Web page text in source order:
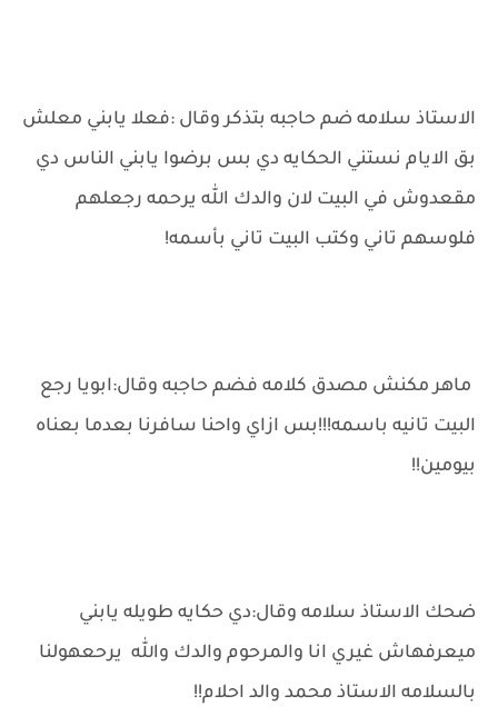
الاستاذ سلامه ضم حاجبه بتذكر وقال :فعلا يابني معلش
بق الايام نستني الحكايه دي بس برضوا يابني الناس دي
مقعدوش في البيت لان والدك الله يرحمه رجعلهم
فلوسهم تاني وكتب البيت تاني بأسمه!
ماهر مكنش مصدق كلامه فضم حاجبه وقال:ابويا رجع
البيت تانيه باسمه!!!بس ازاي واحنا سافرنا بعدما بعناه
بيومين!!
ضحك الاستاذ سلامه وقال:دي حكايه طويله يابني
ميعرفهاش غيري انا والمرحوم والدك والله يرحعهولنا
بالسلامه الاستاذ محمد والد احلام!!